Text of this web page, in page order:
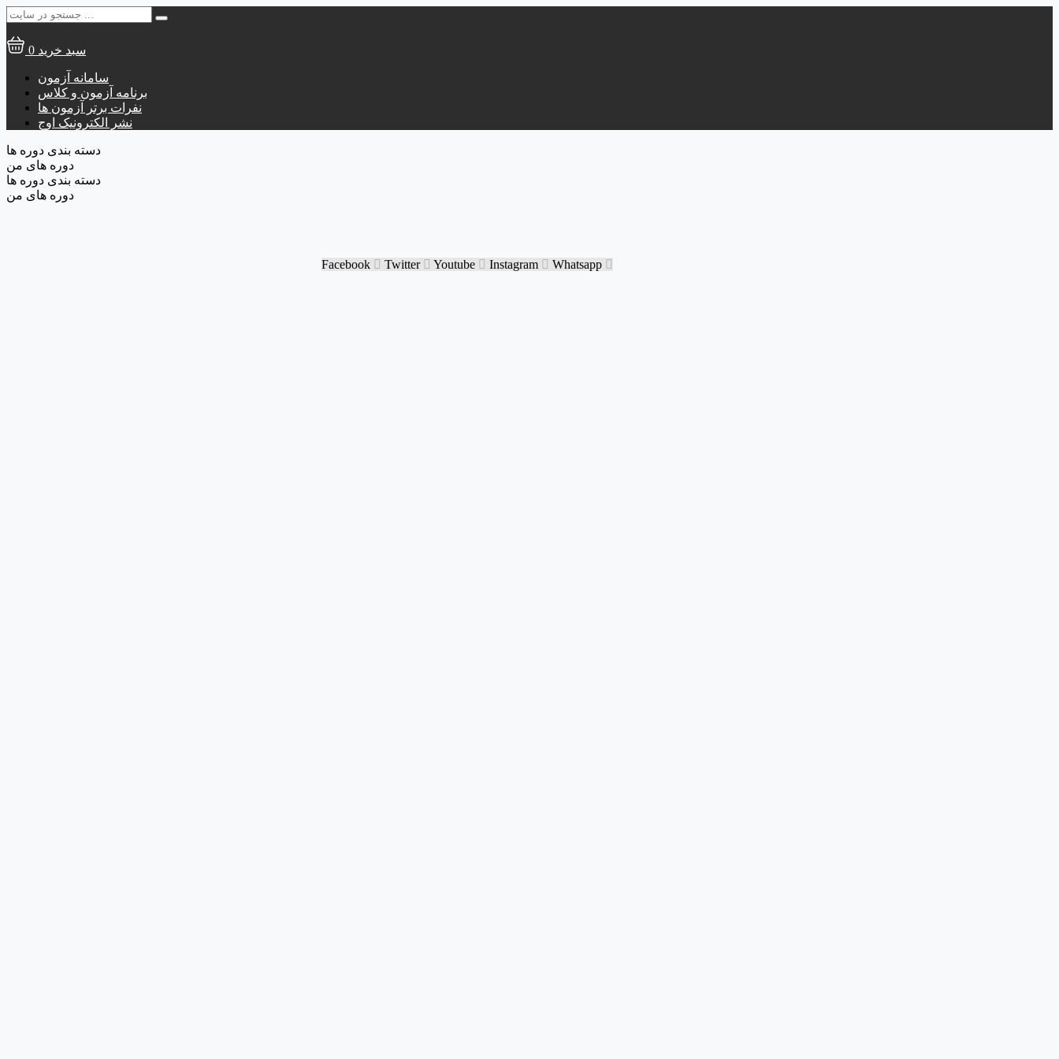
جستجو
سبد خرید 0
سامانه آزمون
برنامه آزمون و کلاس
نفرات برتر آزمون ها
نشر الکترونیک اوج
دسته بندی دوره ها
دوره های من
دسته بندی دوره ها
دوره های من
Facebook Twitter Youtube Instagram Whatsapp